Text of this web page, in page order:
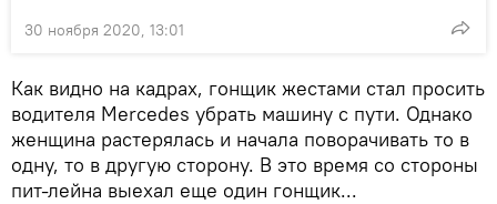
30 ноября 2020, 13:01
Как видно на кадрах, гонщик жестами стал просить
водителя Mercedes убрать машину с пути. Однако
женщина растерялась и начала поворачивать то в
одну, то в другую сторону. В это время со стороны
пит-лейна выехал еще один гонщик...